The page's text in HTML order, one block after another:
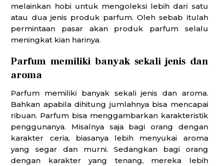
melainkan hobi untuk mengoleksi lebih dari satu
atau dua jenis produk parfum. Oleh sebab itulah
permintaan pasar akan produk parfum selalu
meningkat kian harinya.
Parfum memiliki banyak sekali jenis dan
aroma
Parfum memiliki banyak sekali jenis dan aroma.
Bahkan apabila dihitung jumlahnya bisa mencapai
ribuan. Parfum bisa menggambarkan karakteristik
penggunanya. Misalnya saja bagi orang dengan
karakter ceria, biasanya lebih menyukai aroma
yang segar dan murni. Sedangkan bagi orang
dengan karakter yang tenang, mereka lebih